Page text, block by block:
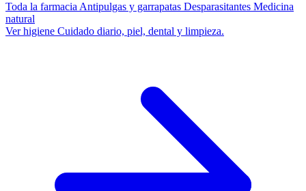
Toda la farmacia Antipulgas y garrapatas Desparasitantes Medicina
natural
Ver higiene Cuidado diario, piel, dental y limpieza.